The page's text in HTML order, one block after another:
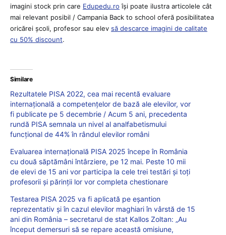
imagini stock prin care Edupedu.ro îşi poate ilustra articolele cât
mai relevant posibil / Campania Back to school oferă posibilitatea
oricărei școli, profesor sau elev să descarce imagini de calitate
cu 50% discount.
Similare
Rezultatele PISA 2022, cea mai recentă evaluare
internațională a competențelor de bază ale elevilor, vor
fi publicate pe 5 decembrie / Acum 5 ani, precedenta
rundă PISA semnala un nivel al analfabetismului
funcțional de 44% în rândul elevilor români
Evaluarea internațională PISA 2025 începe în România
cu două săptămâni întârziere, pe 12 mai. Peste 10 mii
de elevi de 15 ani vor participa la cele trei testări și toți
profesorii și părinții lor vor completa chestionare
Testarea PISA 2025 va fi aplicată pe eșantion
reprezentativ și în cazul elevilor maghiari în vârstă de 15
ani din România – secretarul de stat Kallos Zoltan: „Au
început demersuri să se repare această omisiune,